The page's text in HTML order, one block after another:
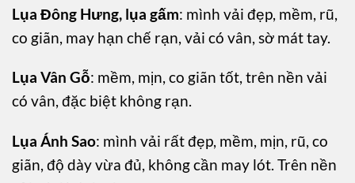
Lụa Đông Hưng, lụa gấm: mình vải đẹp, mềm, rũ,
co giãn, may hạn chế rạn, vải có vân, sờ mát tay.
Lụa Vân Gỗ: mềm, mịn, co giãn tốt, trên nền vải
có vân, đặc biệt không rạn.
Lụa Ánh Sao: mình vải rất đẹp, mềm, mịn, rũ, co
giãn, độ dày vừa đủ, không cần may lót. Trên nền